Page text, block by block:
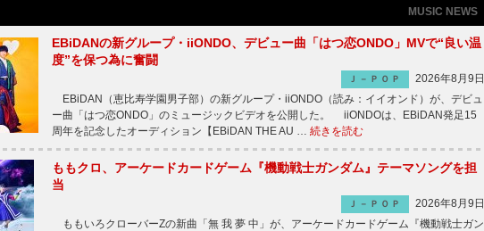
MUSIC NEWS
EBiDANの新グループ・iiONDO、デビュー曲「はつ恋ONDO」MVで“良い温
度”を保つ為に奮闘
Ｊ－ＰＯＰ
2026年8月9日
EBiDAN（恵比寿学園男子部）の新グループ・iiONDO（読み：イイオンド）が、デビュ
ー曲「はつ恋ONDO」のミュージックビデオを公開した。 iiONDOは、EBiDAN発足15
周年を記念したオーディション【EBiDAN THE AU … 続きを読む
ももクロ、アーケードカードゲーム『機動戦士ガンダム』テーマソングを担
当
Ｊ－ＰＯＰ
2026年8月9日
ももいろクローバーZの新曲「無 我 夢 中」が、アーケードカードゲーム『機動戦士ガン